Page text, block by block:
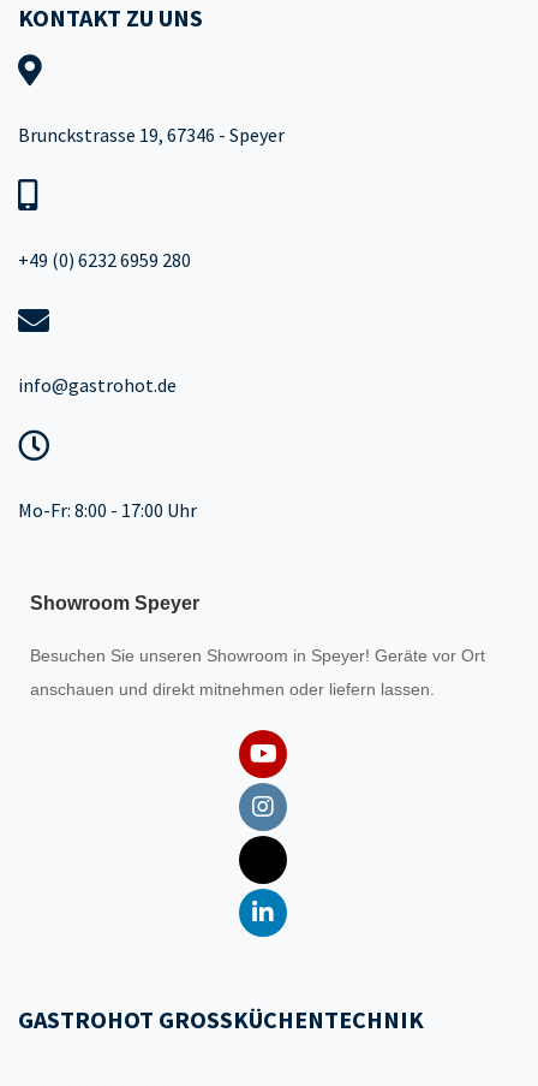
KONTAKT ZU UNS
Brunckstrasse 19, 67346 - Speyer
+49 (0) 6232 6959 280
info@gastrohot.de
Mo-Fr: 8:00 - 17:00 Uhr
Showroom Speyer
Besuchen Sie unseren Showroom in Speyer! Geräte vor Ort
anschauen und direkt mitnehmen oder liefern lassen.
GASTROHOT GROSSKÜCHENTECHNIK